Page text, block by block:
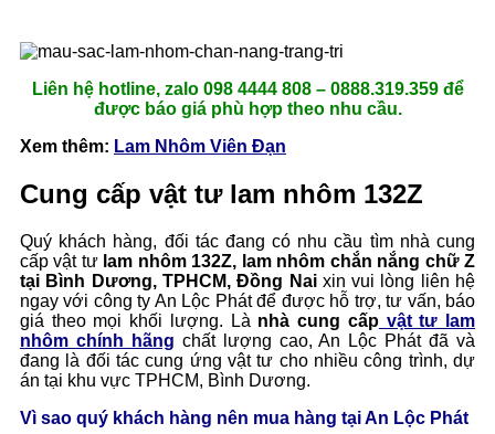
Liên hệ hotline, zalo 098 4444 808 – 0888.319.359 để
được báo giá phù hợp theo nhu cầu.
Xem thêm: Lam Nhôm Viên Đạn
Cung cấp vật tư lam nhôm 132Z
Quý khách hàng, đối tác đang có nhu cầu tìm nhà cung
cấp vật tưlam nhôm 132Z, lam nhôm chắn nắng chữ Z
tại Bình Dương, TPHCM, Đồng Naixin vui lòng liên hệ
ngay với công ty An Lộc Phát để được hỗ trợ, tư vấn, báo
giá theo mọi khối lượng. Là nhà cung cấpvật tư lam
nhôm chính hãng chất lượng cao, An Lộc Phát đã và
đang là đối tác cung ứng vật tư cho nhiều công trình, dự
án tại khu vực TPHCM, Bình Dương.
Vì sao quý khách hàng nên mua hàng tại An Lộc Phát